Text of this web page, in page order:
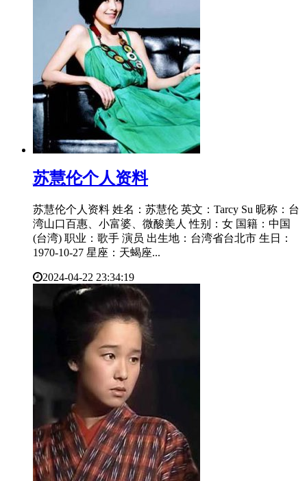
​苏慧伦个人资料
苏慧伦个人资料 姓名：苏慧伦 英文：Tarcy Su 昵称：台
湾山口百惠、小富婆、微酸美人 性别：女 国籍：中国
(台湾) 职业：歌手 演员 出生地：台湾省台北市 生日：
1970-10-27 星座：天蝎座...
2024-04-22 23:34:19